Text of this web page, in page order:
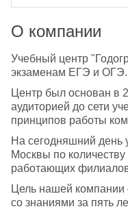
О компании
Учебный центр
экзаменам ЕГЭ и ОГЭ.
Центр был основан в
аудиторией до сети
принципов работы
На сегодняшний день
Москвы по
работающих
Цель нашей компании
со знаниями за пять